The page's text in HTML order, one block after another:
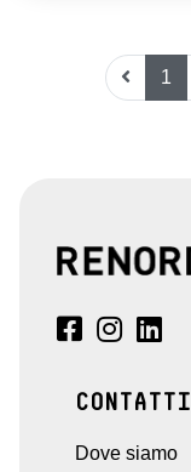
1
CONTATTI
Dove siamo